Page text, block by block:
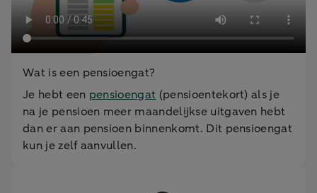
Wat is een pensioengat?
Je hebt een pensioengat (pensioentekort) als je
na je pensioen meer maandelijkse uitgaven hebt
dan er aan pensioen binnenkomt. Dit pensioengat
kun je zelf aanvullen.